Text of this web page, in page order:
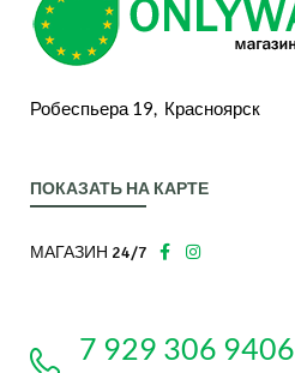
Робеспьера 19, Красноярск
ПОКАЗАТЬ НА КАРТЕ
МАГАЗИН 24/7
7 929 306 9406